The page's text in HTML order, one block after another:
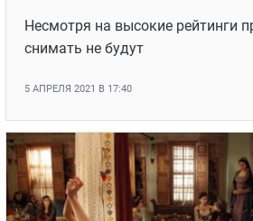
Несмотря на высокие рейтинги
снимать не будут
5 АПРЕЛЯ 2021 В 17:40